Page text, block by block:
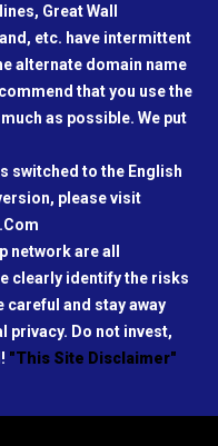
Great Wall
etc. have intermittent
alternate domain name
that you use the
as possible. We put
switched to the English
please visit
are all
clearly identify the risks
careful and stay away
privacy. Do not invest,
"This Site Disclaimer"